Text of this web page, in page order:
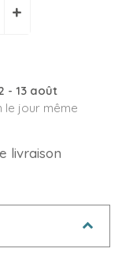
+
- 13 août
le jour même
livraison